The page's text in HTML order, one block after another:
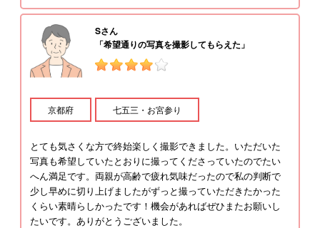
REI
フォトグラファー
Sさん
「希望通りの写真を撮影してもらえた」
京都府 七五三・お宮参り
とても気さくな方で終始楽しく撮影できました。いただいた
写真も希望していたとおりに撮ってくださっていたのでたい
へん満足です。両親が高齢で疲れ気味だったので私の判断で
少し早めに切り上げましたがずっと撮っていただきたかった
くらい素晴らしかったです！機会があればぜひまたお願いし
たいです。ありがとうございました。